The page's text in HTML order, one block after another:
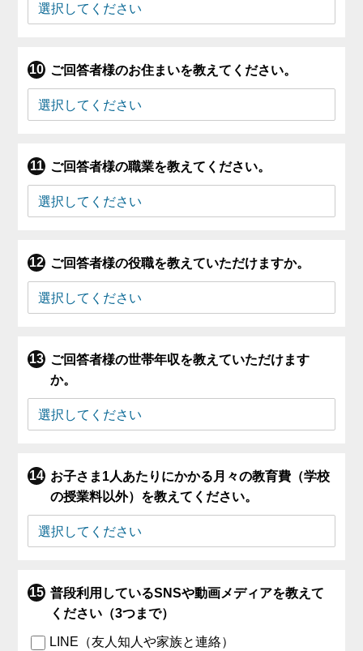
ご回答者様のお住まいを教えてください。
ご回答者様の職業を教えてください。
ご回答者様の役職を教えていただけますか。
ご回答者様の世帯年収を教えていただけます
か。
お子さま1人あたりにかかる月々の教育費（学校
の授業料以外）を教えてください。
普段利用しているSNSや動画メディアを教えて
ください（3つまで）
LINE（友人知人や家族と連絡）